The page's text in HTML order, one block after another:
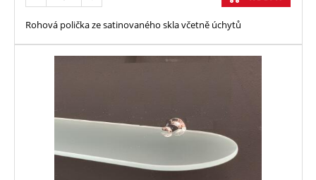
Rohová polička ze satinovaného skla včetně úchytů